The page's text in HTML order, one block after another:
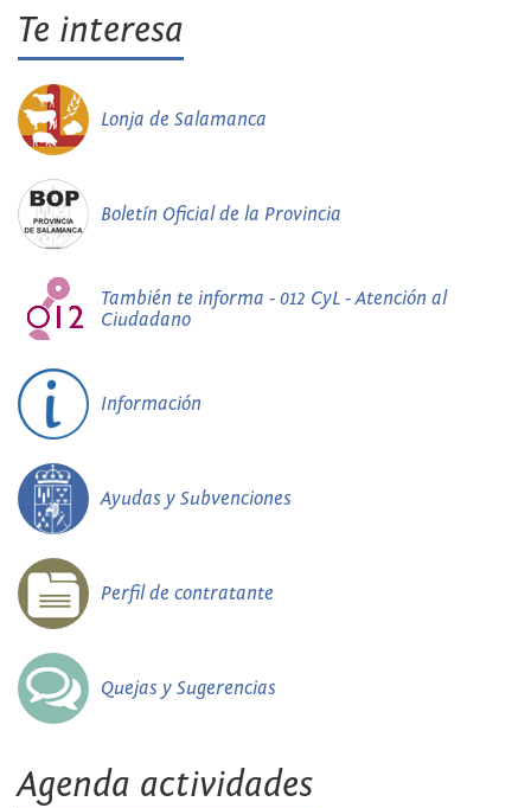
Te interesa
Lonja de Salamanca
Boletín Oficial de la Provincia
También te informa - 012 CyL - Atención al
Ciudadano
Información
Ayudas y Subvenciones
Perfil de contratante
Quejas y Sugerencias
Agenda actividades